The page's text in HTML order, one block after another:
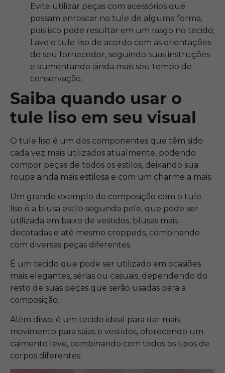
Evite utilizar peças com acessórios que
possam enroscar no tule de alguma forma,
pois isto pode resultar em um rasgo no tecido;
Lave o tule liso de acordo com as orientações
de seu fornecedor, seguindo suas instruções
e aumentando ainda mais seu tempo de
conservação.
Saiba quando usar o
tule liso em seu visual
O tule liso é um dos componentes que têm sido
cada vez mais utilizados atualmente, podendo
compor peças de todos os estilos, deixando sua
roupa ainda mais estilosa e com um charme a mais.
Um grande exemplo de composição com o tule
liso é a blusa estilo segunda pele, que pode ser
utilizada em baixo de vestidos, blusas mais
decotadas e até mesmo croppeds, combinando
com diversas peças diferentes.
É um tecido que pode ser utilizado em ocasiões
mais elegantes, sérias ou casuais, dependendo do
resto de suas peças que serão usadas para a
composição.
Além disso, é um tecido ideal para dar mais
movimento para saias e vestidos, oferecendo um
caimento leve, combinando com todos os tipos de
corpos diferentes.